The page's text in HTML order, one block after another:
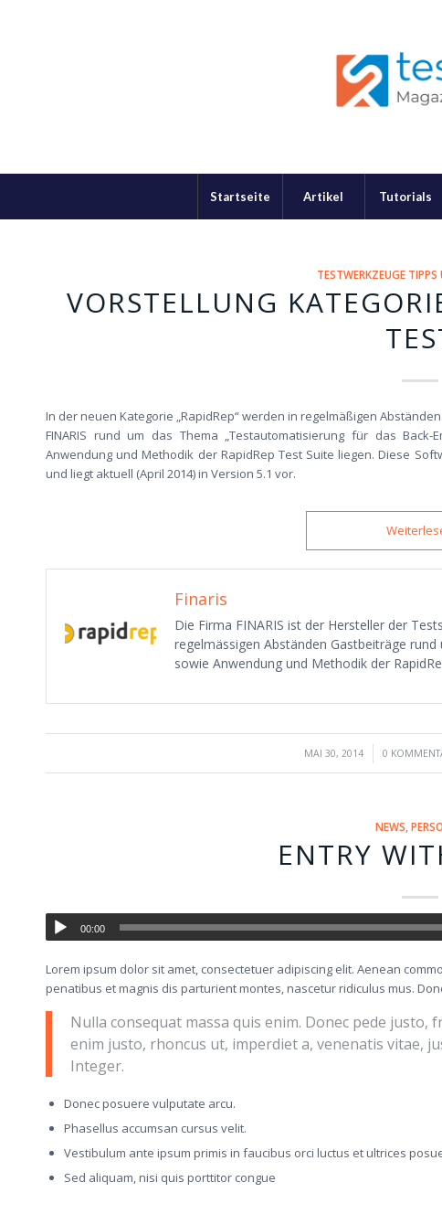
Startseite Artikel Tutorials
TESTWERKZEUGE
VORSTELLUNG
In der neuen Kategorie „RapidRep“ werden in regelmäßigen
FINARIS rund um das Thema „Testautomatisierung für das
Anwendung und Methodik der RapidRep Test Suite liegen. Diese
und liegt aktuell (April 2014) in Version 5.1 vor.
Finaris
Die Firma FINARIS ist der Hersteller der
regelmässigen Abständen Gastbeiträge
sowie Anwendung und Methodik der
MAI 30, 2014
/ 0 /
NEWS ,
ENTRY
00:00
Lorem ipsum dolor sit amet, consectetuer adipiscing elit. Aenean
penatibus et magnis dis parturient montes, nascetur ridiculus mus.
Nulla consequat massa quis enim. Donec pede
enim justo, rhoncus ut, imperdiet a, venenatis vitae,
Integer.
Donec posuere vulputate arcu.
Phasellus accumsan cursus velit.
Vestibulum ante ipsum primis in faucibus orci luctus et ultrices
Sed aliquam, nisi quis porttitor congue